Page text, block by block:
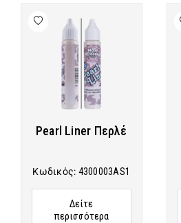
Pearl Liner Περλέ
Κωδικός: 4300003AS1
Δείτε
περισσότερα